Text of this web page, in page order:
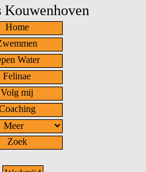
Kouwenhoven
Home
Water
Felinae
Volg mij
Zoek